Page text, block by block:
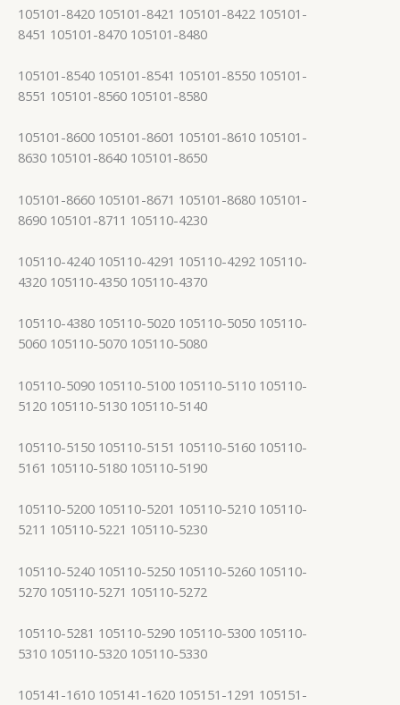
105101-8420 105101-8421 105101-8422 105101-
8451 105101-8470 105101-8480
105101-8540 105101-8541 105101-8550 105101-
8551 105101-8560 105101-8580
105101-8600 105101-8601 105101-8610 105101-
8630 105101-8640 105101-8650
105101-8660 105101-8671 105101-8680 105101-
8690 105101-8711 105110-4230
105110-4240 105110-4291 105110-4292 105110-
4320 105110-4350 105110-4370
105110-4380 105110-5020 105110-5050 105110-
5060 105110-5070 105110-5080
105110-5090 105110-5100 105110-5110 105110-
5120 105110-5130 105110-5140
105110-5150 105110-5151 105110-5160 105110-
5161 105110-5180 105110-5190
105110-5200 105110-5201 105110-5210 105110-
5211 105110-5221 105110-5230
105110-5240 105110-5250 105110-5260 105110-
5270 105110-5271 105110-5272
105110-5281 105110-5290 105110-5300 105110-
5310 105110-5320 105110-5330
105141-1610 105141-1620 105151-1291 105151-